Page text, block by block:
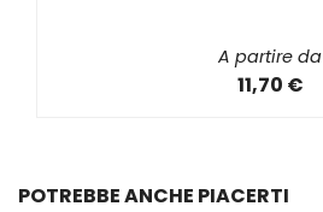
A partire da
11,70 €
POTREBBE ANCHE PIACERTI